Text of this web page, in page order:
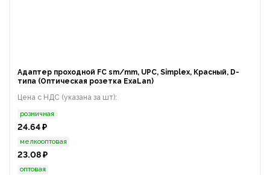
Адаптер проходной FC sm/mm, UPC, Simplex, Красный, D-
типа (Оптическая розетка ExaLan)
Цена с НДС (указана за шт):
розничная
24.64 ₽
мелкооптовая
23.08 ₽
оптовая